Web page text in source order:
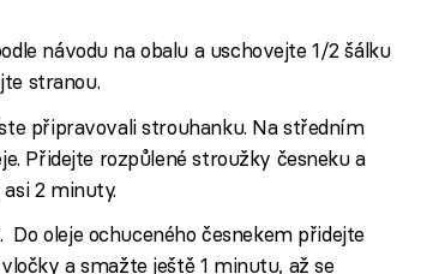
návodu na obalu a uschovejte 1/2 šálku
stranou.
připravovali strouhanku. Na středním
Přidejte rozpůlené stroužky česneku a
2 minuty.
oleje ochuceného česnekem přidejte
a smažte ještě 1 minutu, až se